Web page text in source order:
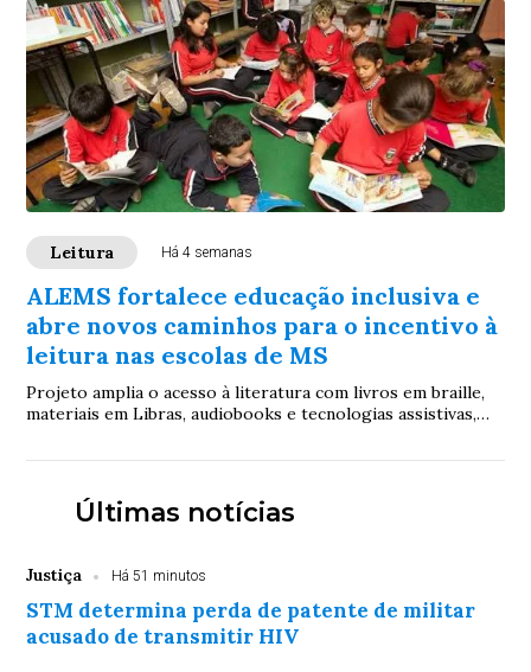
Leitura Há 4 semanas
ALEMS fortalece educação inclusiva e
abre novos caminhos para o incentivo à
leitura nas escolas de MS
Projeto amplia o acesso à literatura com livros em braille,
materiais em Libras, audiobooks e tecnologias assistivas,
aos estudantes da rede estadual
Últimas notícias
Justiça Há 51 minutos
STM determina perda de patente de militar
acusado de transmitir HIV